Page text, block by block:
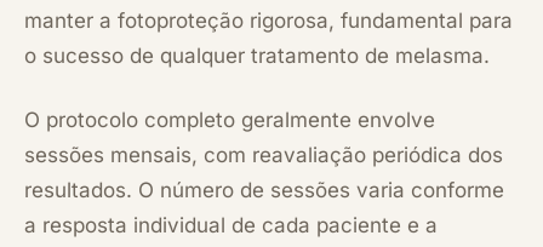
manter a fotoproteção rigorosa, fundamental para
o sucesso de qualquer tratamento de melasma.
O protocolo completo geralmente envolve
sessões mensais, com reavaliação periódica dos
resultados. O número de sessões varia conforme
a resposta individual de cada paciente e a